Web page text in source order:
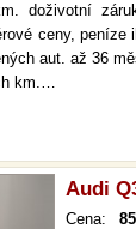
doživotní
ceny, peníze
aut. až 36
km.…
Audi
Cena: